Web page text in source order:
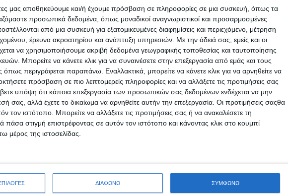
μας αποθηκεύουμε και/ή έχουμε πρόσβαση σε πληροφορίες σε μια συσκευή, όπως τα
προσωπικά δεδομένα, όπως μοναδικοί αναγνωριστικοί και προσαρμοσμένες
από μια συσκευή για εξατομικευμένες διαφημίσεις και περιεχόμενο, μέτρηση
έρευνα ακροατηρίου και ανάπτυξη υπηρεσιών. Με την άδειά σας, εμείς και οι
να χρησιμοποιήσουμε ακριβή δεδομένα γεωγραφικής τοποθεσίας και ταυτοποίησης
Μπορείτε να κάνετε κλικ για να συναινέσετε στην επεξεργασία από εμάς και τους
περιγράφεται παραπάνω. Εναλλακτικά, μπορείτε να κάνετε κλικ για να αρνηθείτε να
πρόσβαση σε πιο λεπτομερείς πληροφορίες και να αλλάξετε τις προτιμήσεις σας
υπόψη ότι κάποια επεξεργασία των προσωπικών σας δεδομένων ενδέχεται να μην
σας, αλλά έχετε το δικαίωμα να αρνηθείτε αυτήν την επεξεργασία. Οι προτιμήσεις σαςθα
τον ιστότοπο. Μπορείτε να αλλάξετε τις προτιμήσεις σας ή να ανακαλέσετε τη
στιγμή επιστρέφοντας σε αυτόν τον ιστότοπο και κάνοντας κλικ στο κουμπί
μέρος της ιστοσελίδας.
ΔΙΑΦΩΝΩ ΣΥΜΦΩΝΩ
εταιριών υγείαςΒιοιατρικήαποτελεί τον κορυφαίο πάροχο
της εταιρίας μας και υποστηρίζουν ενεργά την υπόσχεσή μας «να
αξίες μας: σεβασμό στον άνθρωπο, προσήλωση στην ποιότητα,
δημιουργούμε ένα περιβάλλον εργασίας που προάγει τη
εργαζομένων μας.